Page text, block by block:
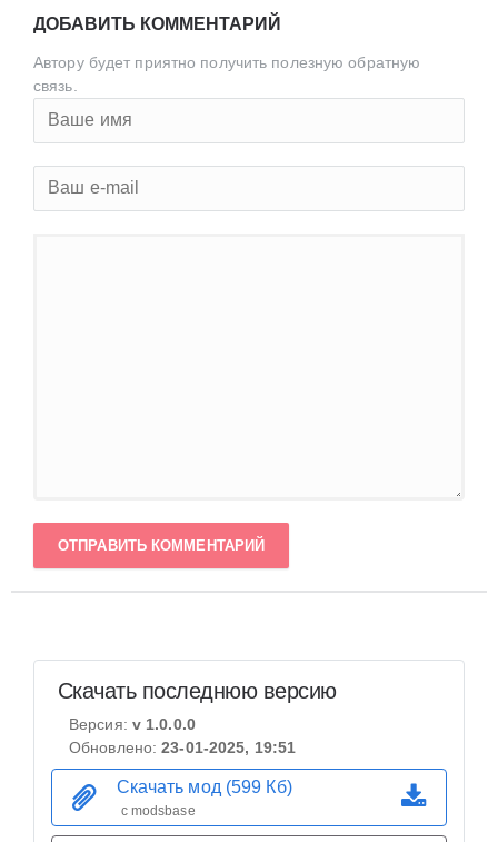
ДОБАВИТЬ КОММЕНТАРИЙ
Автору будет приятно получить полезную обратную
связь.
ОТПРАВИТЬ КОММЕНТАРИЙ
Скачать последнюю версию
Версия: v 1.0.0.0
Обновлено:23-01-2025, 19:51
Скачать мод (599 Кб)
с modsbase